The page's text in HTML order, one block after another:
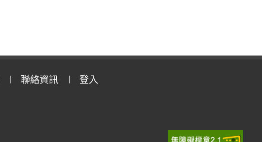
聯絡資訊 登入